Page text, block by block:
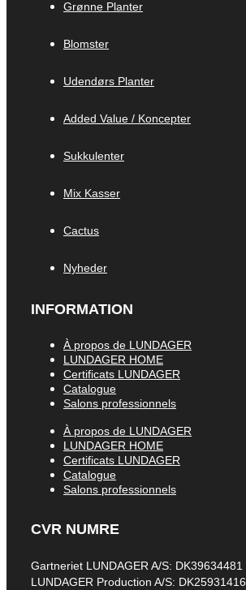
Grønne Planter
Blomster
Udendørs Planter
Added Value / Koncepter
Sukkulenter
Mix Kasser
Cactus
Nyheder
INFORMATION
À propos de LUNDAGER
LUNDAGER HOME
Certificats LUNDAGER
Catalogue
Salons professionnels
À propos de LUNDAGER
LUNDAGER HOME
Certificats LUNDAGER
Catalogue
Salons professionnels
CVR NUMRE
Gartneriet LUNDAGER A/S: DK39634481
LUNDAGER Production A/S: DK25931416